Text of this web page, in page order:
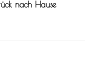
nach Hause